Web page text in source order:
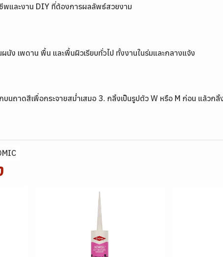
พและงาน DIY ที่ต้องการผลลัพธ์สวยงาม
ง เพดาน พื้น และพื้นผิวเรียบทั่วไป ทั้งงานในร่มและกลางแจ้ง
นถาดสีเพื่อกระจายสม่ำเสมอ 3. กลิ้งเป็นรูปตัว W หรือ M ก่อน แล้วกลิ้